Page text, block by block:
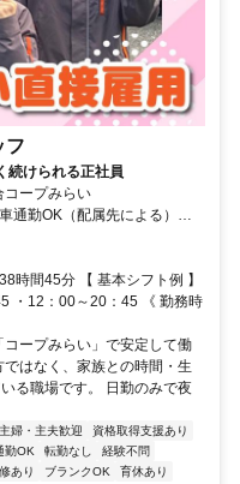
フ
続けられる正社員
コープみらい
通勤OK（配属先による）※
状況を踏まえ、本人の希望を
な範囲のセンターから決定し
時間45分 【 基本シフト例 】
・12：00～20：45 《 勤務時
ープみらい」で安定して働
はなく、家族との時間・生
る職場です。 日勤のみで夜
主婦・主夫歓迎
資格取得支援あり
勤OK 転勤なし
経験不問
あり ブランクOK
育休あり